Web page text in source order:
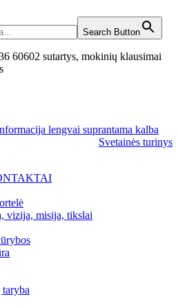
Search Button
60602 sutartys, mokinių klausimai
lengvai suprantama kalba
Svetainės turinys
vizija, misija, tikslai